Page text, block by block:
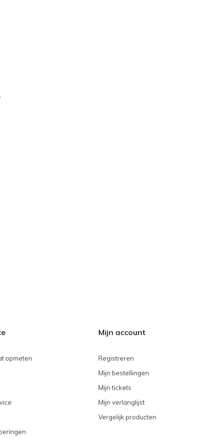
opmeten
Mijn account
Registreren
Mijn bestellingen
Mijn tickets
Mijn verlanglijst
Vergelijk producten